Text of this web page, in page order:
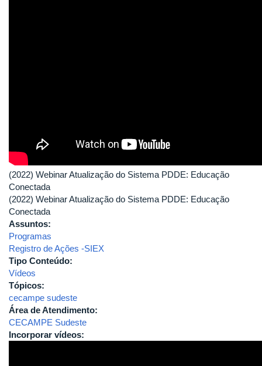
(2022) Webinar Atualização do Sistema PDDE: Educação
Conectada
(2022) Webinar Atualização do Sistema PDDE: Educação
Conectada
Assuntos:
Programas
Registro de Ações -SIEX
Tipo Conteúdo:
Vídeos
Tópicos:
cecampe sudeste
Área de Atendimento:
CECAMPE Sudeste
Incorporar vídeos: